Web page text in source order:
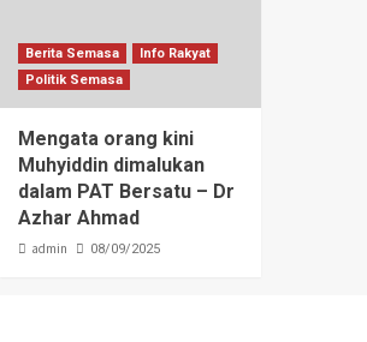
Berita Semasa
Info Rakyat
Politik Semasa
Mengata orang kini
Muhyiddin dimalukan
dalam PAT Bersatu – Dr
Azhar Ahmad
admin 08/09/2025